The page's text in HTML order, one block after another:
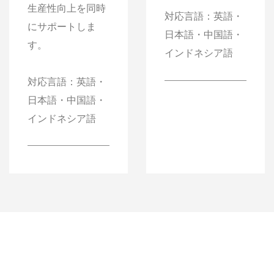
生産性向上を同時
にサポートしま
す。
対応言語：英語・
日本語・中国語・
インドネシア語
対応言語：英語・
日本語・中国語・
インドネシア語